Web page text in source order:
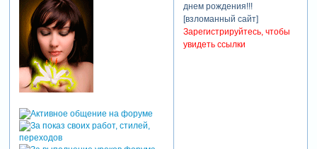
днем рождения!!!
[взломанный сайт]
Зарегистрируйтесь, чтобы
увидеть ссылки